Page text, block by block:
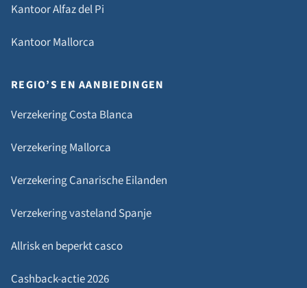
Kantoor Alfaz del Pi
Kantoor Mallorca
REGIO’S EN AANBIEDINGEN
Verzekering Costa Blanca
Verzekering Mallorca
Verzekering Canarische Eilanden
Verzekering vasteland Spanje
Allrisk en beperkt casco
Cashback-actie 2026